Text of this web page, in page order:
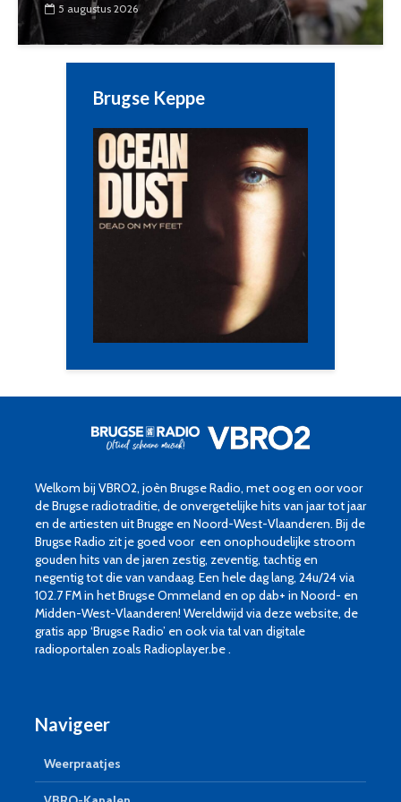
5 augustus 2026
Brugse Keppe
Welkom bij VBRO2, joèn Brugse Radio, met oog en oor voor
de Brugse radiotraditie, de onvergetelijke hits van jaar tot jaar
en de artiesten uit Brugge en Noord-West-Vlaanderen. Bij de
Brugse Radio zit je goed voor een onophoudelijke stroom
gouden hits van de jaren zestig, zeventig, tachtig en
negentig tot die van vandaag. Een hele dag lang, 24u/24 via
102.7 FM in het Brugse Ommeland en op dab+ in Noord- en
Midden-West-Vlaanderen! Wereldwijd via deze website, de
gratis app ‘Brugse Radio’ en ook via tal van digitale
radioportalen zoals Radioplayer.be .
Navigeer
Weerpraatjes